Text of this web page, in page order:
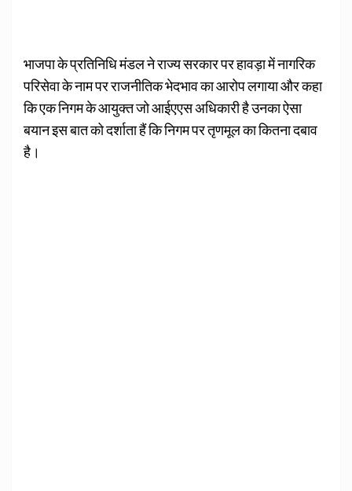
भाजपा के प्रतिनिधि मंडल ने राज्य सरकार पर हावड़ा में नागरिक
परिसेवा के नाम पर राजनीतिक भेदभाव का आरोप लगाया और कहा
कि एक निगम के आयुक्त जो आईएएस अधिकारी है उनका ऐसा
बयान इस बात को दर्शाता हैं कि निगम पर तृणमूल का कितना दबाव
है।